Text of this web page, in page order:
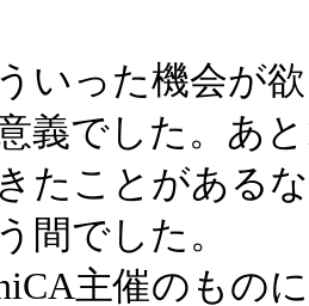
いった機会が
義でした。あ
たことがある
間でした。
主催のもの